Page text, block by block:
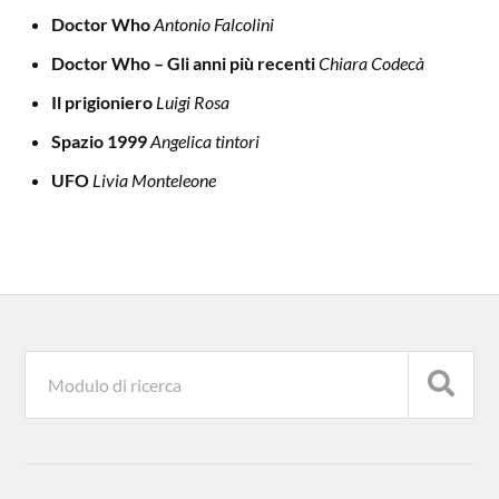
Doctor WhoAntonio Falcolini
Doctor Who – Gli anni più recentiChiara Codecà
Il prigioniero Luigi Rosa
Spazio 1999Angelica tintori
UFO Livia Monteleone